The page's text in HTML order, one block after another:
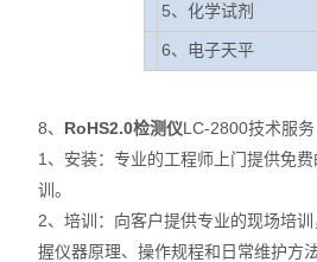
5、化学试剂
6、电子天平
8、 RoHS2.0检测仪LC-2800技术服务
1 、安装：专业的工程师上门提供免
训。
2、培训：向客户提供专业的现场培
握仪器原理、操作规程和日常维护方